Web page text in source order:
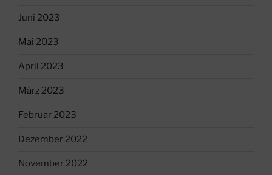
Juni 2023
Mai 2023
April 2023
März 2023
Februar 2023
Dezember 2022
November 2022